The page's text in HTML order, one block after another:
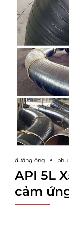
đường ống
API 5L
cảm